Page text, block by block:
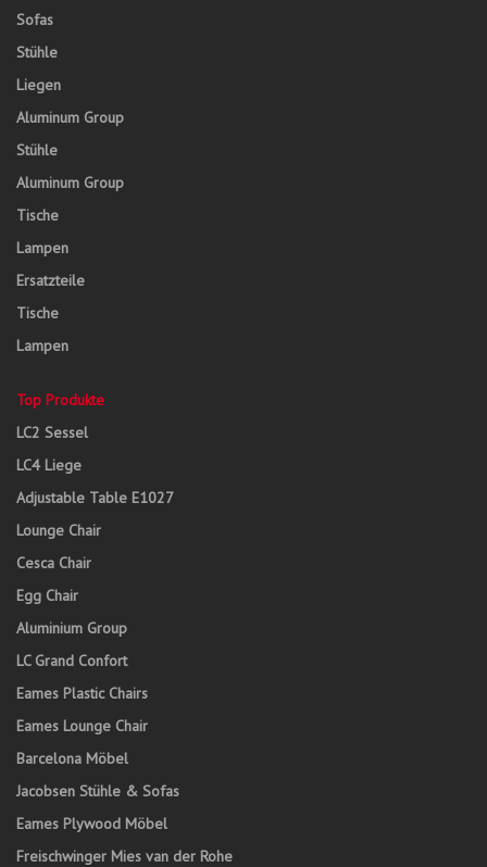
Sofas
Stühle
Liegen
Aluminum Group
Stühle
Aluminum Group
Tische
Lampen
Ersatzteile
Tische
Lampen
Top Produkte
LC2 Sessel
LC4 Liege
Adjustable Table E1027
Lounge Chair
Cesca Chair
Egg Chair
Aluminium Group
LC Grand Confort
Eames Plastic Chairs
Eames Lounge Chair
Barcelona Möbel
Jacobsen Stühle & Sofas
Eames Plywood Möbel
Freischwinger Mies van der Rohe